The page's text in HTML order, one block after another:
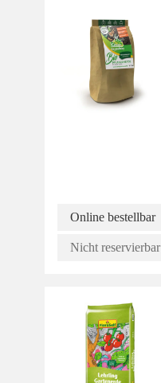
Online bestellbar
Nicht reservierbar